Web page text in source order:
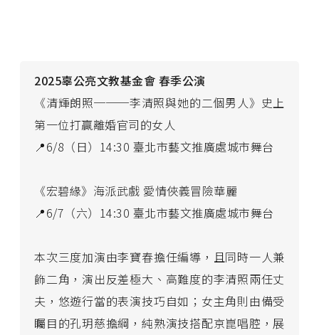
2025辜公亮文教基金會 春季公演
《清輝朗照───李清照與她的二個男人》史上
第一位打贏離婚官司的女人
📍6/8（日）14:30 臺北市藝文推廣處城市舞台
《宏碧緣》海派武戲 愛情俠義冒險華麗
📍6/7（六）14:30 臺北市藝文推廣處城市舞台
本次三度加演由李寶春擔任編導，且同時一人兼
飾二角，演出反差極大、高難度的李清照兩任丈
夫，悠遊行當的表演技巧自如；女主角則由備受
矚目的孔玥慈擔綱，純熟演技搭配京崑唱腔，展